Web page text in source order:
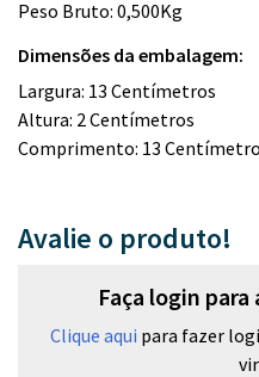
Peso Bruto: 0,500Kg
Dimensões da embalagem:
Largura: 13 Centímetros
Altura: 2 Centímetros
Comprimento: 13
Avalie o produto!
Faça login
Clique aqui para fazer